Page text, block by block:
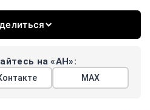
на «АН»:
МАХ